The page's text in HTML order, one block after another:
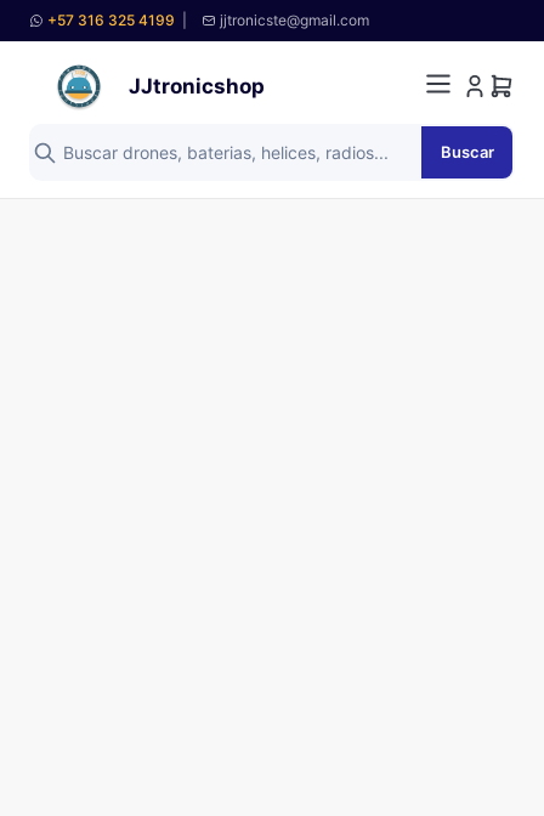
+57 316 325 4199 jjtronicste@gmail.com
JJtronicshop
Buscar